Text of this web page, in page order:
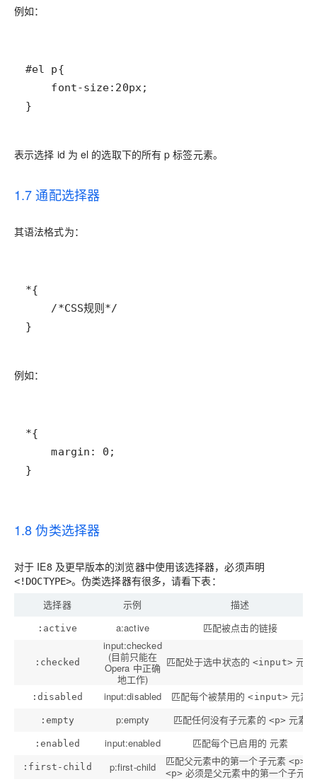
例如：
}
表示选择 id 为 el 的选取下的所有 p 标签元素。
1.7 通配选择器
其语法格式为：
}
例如：
}
1.8 伪类选择器
对于 IE8 及更早版本的浏览器中使用该选择器，必须声明
<!DOCTYPE>。伪类选择器有很多，请看下表：
选择器 示例 描述
:active a:active 匹配被点击的链接
:checked
input:checked
(目前只能在
Opera 中正确
地工作)
匹配处于选中状态的 <input>元素
:disabled input:disabled 匹配每个被禁用的<input> 元素
:empty p:empty 匹配任何没有子元素的 <p> 元素
:enabled input:enabled 匹配每个已启用的 元素
:first-child p:first-child 匹配父元素中的第一个子元素<p>
<p>必须是父元素中的第一个子元素